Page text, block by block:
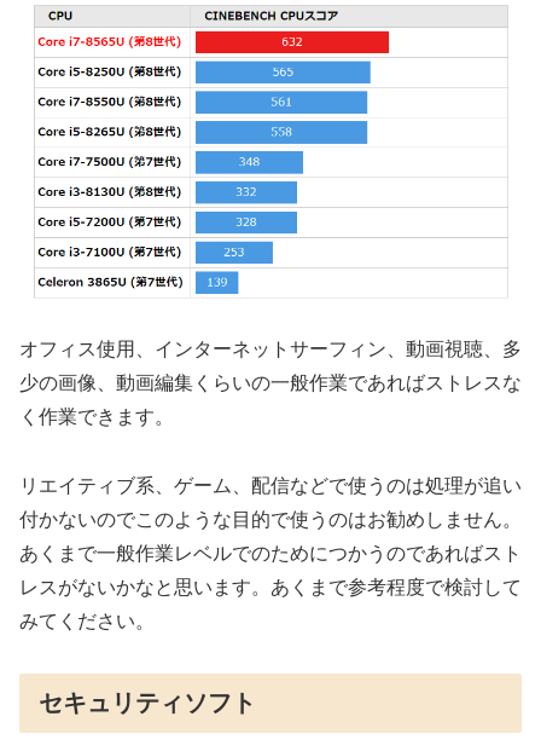
オフィス使用、インターネットサーフィン、動画視聴、多
少の画像、動画編集くらいの一般作業であればストレスな
く作業できます。
リエイティブ系、ゲーム、配信などで使うのは処理が追い
付かないのでこのような目的で使うのはお勧めしません。
あくまで一般作業レベルでのためにつかうのであればスト
レスがないかなと思います。あくまで参考程度で検討して
みてください。
セキュリティソフト